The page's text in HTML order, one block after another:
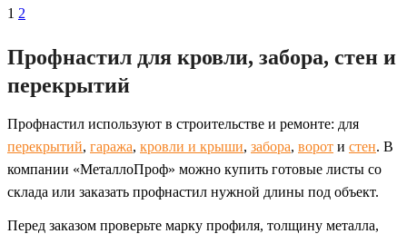
1 2
Профнастил для кровли, забора, стен и
перекрытий
Профнастил используют в строительстве и ремонте: для
перекрытий, гаража, кровли и крыши, забора, ворот и стен. В
компании «МеталлоПроф» можно купить готовые листы со
склада или заказать профнастил нужной длины под объект.
Перед заказом проверьте марку профиля, толщину металла,